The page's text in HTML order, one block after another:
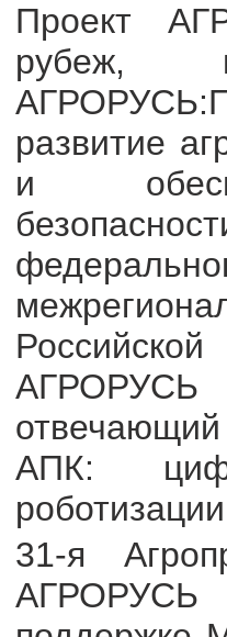
Проект
рубеж,
развитие
и
АГРОРУСЬ
АПК:
31-я